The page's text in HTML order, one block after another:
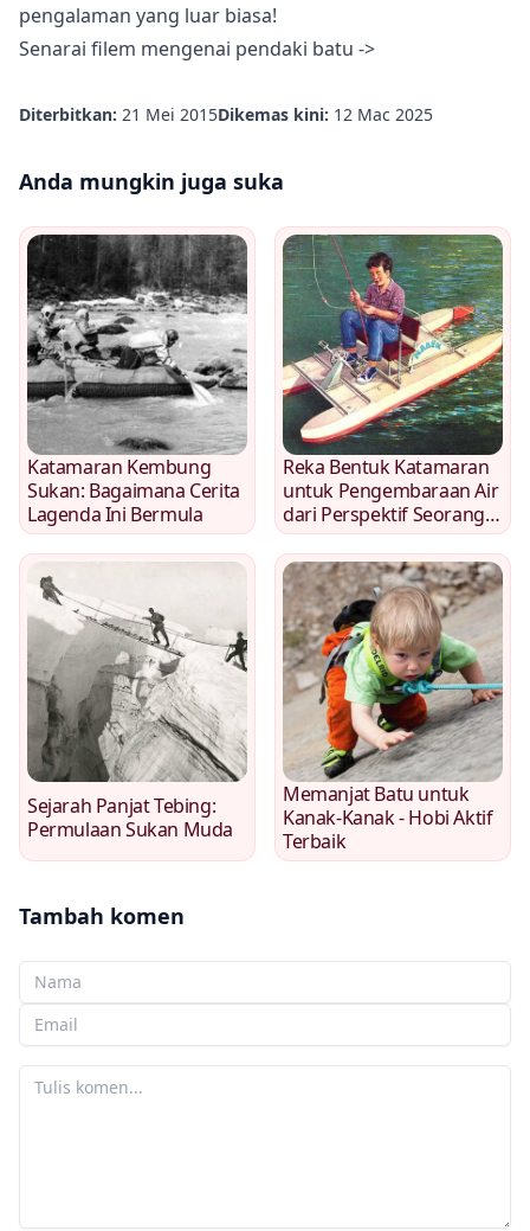
pengalaman yang luar biasa!
Senarai filem mengenai pendaki batu ->
Diterbitkan: 21 Mei 2015Dikemas kini: 12 Mac 2025
Anda mungkin juga suka
Katamaran Kembung
Sukan: Bagaimana Cerita
Lagenda Ini Bermula
Reka Bentuk Katamaran
untuk Pengembaraan Air
dari Perspektif Seorang
Pelancong
Sejarah Panjat Tebing:
Permulaan Sukan Muda
Memanjat Batu untuk
Kanak-Kanak - Hobi Aktif
Terbaik
Tambah komen
Nama anda
E-mel anda
Komen anda